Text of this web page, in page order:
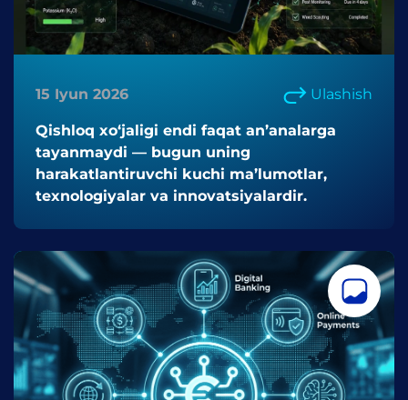
15 Iyun 2026 Ulashish
Qishloq xo‘jaligi endi faqat an’analarga
tayanmaydi — bugun uning
harakatlantiruvchi kuchi ma’lumotlar,
texnologiyalar va innovatsiyalardir.